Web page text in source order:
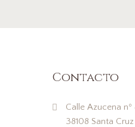
Contacto
Calle Azucena
38108 Santa